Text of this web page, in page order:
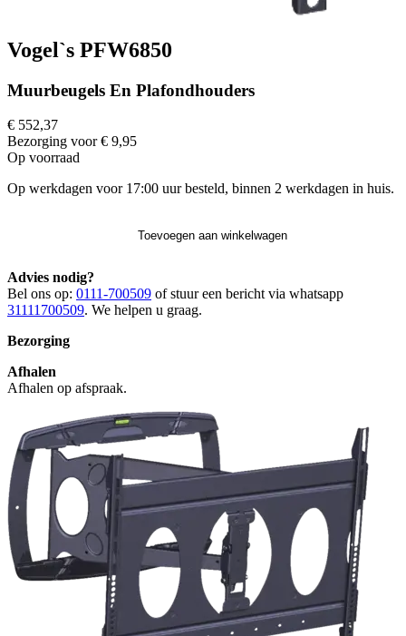
Vogel`s PFW6850
Muurbeugels En Plafondhouders
€ 552,37
Bezorging voor € 9,95
Op voorraad
Op werkdagen voor 17:00 uur besteld, binnen 2 werkdagen in huis.
Toevoegen aan winkelwagen
Advies nodig?
Bel ons op: 0111-700509 of stuur een bericht via whatsapp
31111700509. We helpen u graag.
Bezorging
Afhalen
Afhalen op afspraak.